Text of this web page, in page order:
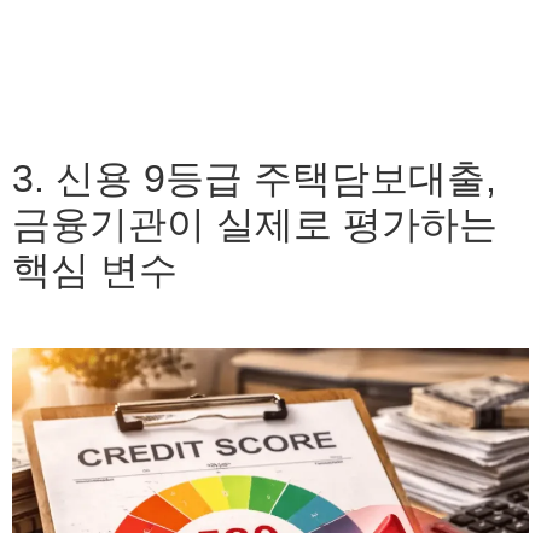
3. 신용 9등급 주택담보대출,
금융기관이 실제로 평가하는
핵심 변수